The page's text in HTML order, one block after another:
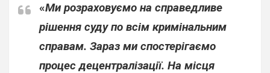
«Ми розраховуємо на справедливе
рішення суду по всім кримінальним
справам. Зараз ми спостерігаємо
процес децентралізації. На місця